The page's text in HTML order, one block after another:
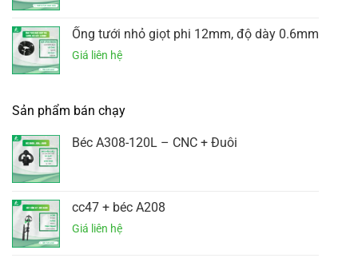
Ống tưới nhỏ giọt phi 12mm, độ dày 0.6mm
Sản phẩm bán chạy
Béc A308-120L – CNC + Đuôi
cc47 + béc A208